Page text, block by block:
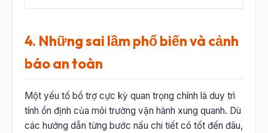
4. Những sai lầm phổ biến và cảnh
báo an toàn
Một yếu tố bổ trợ cực kỳ quan trọng chính là duy trì
tính ổn định của môi trường vận hành xung quanh. Dù
các hướng dẫn từng bước nấu chi tiết có tốt đến đâu,